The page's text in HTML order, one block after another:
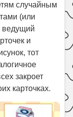
случайным
(или
ведущий
и
тот
закроет
карточках.